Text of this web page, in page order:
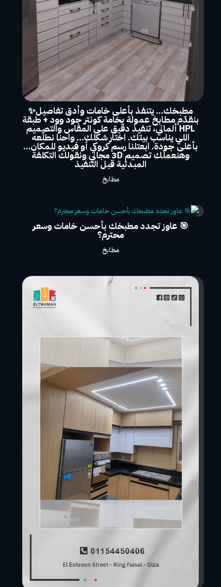
مطبخك… يتنفذ بأعلى خامات وأدق تفاصيل✨
بنقدّم مطابخ عمولة بخامة كونتر جود وود + طبقة
HPL ألماني، تنفيذ دقيق على المقاس والتصميم
اللي يناسب بيتك. اختار شكلك… واحنا نطلّعه
بأعلى جودة. ابعتلنا رسم كروكي أو فيديو للمكان…
وهنعملّك تصميم 3D مجاني ونقولك التكلفة
المبدئية قبل التنفيذ
مطابخ
🎯 عاوز تجدد مطبخك بأحسن خامات وسعر
محترم؟
مطابخ